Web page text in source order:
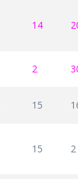
14
2
15
15 2